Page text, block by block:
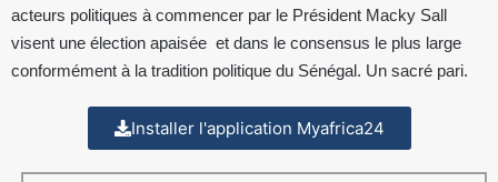
acteurs politiques à commencer par le Président Macky Sall
visent une élection apaisée et dans le consensus le plus large
conformément à la tradition politique du Sénégal. Un sacré pari.
Installer l'application Myafrica24